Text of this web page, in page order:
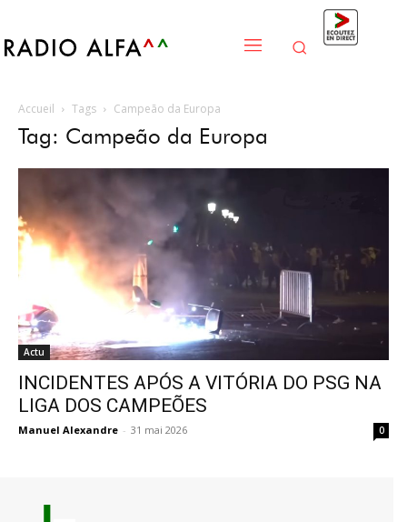
Accueil Tags Campeão da Europa
Tag: Campeão da Europa
Actu
INCIDENTES APÓS A VITÓRIA DO PSG NA
LIGA DOS CAMPEÕES
Manuel Alexandre - 31 mai 2026 0